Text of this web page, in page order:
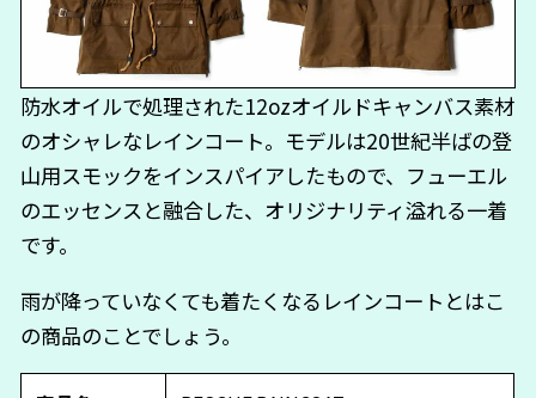
防水オイルで処理された12ozオイルドキャンバス素材
のオシャレなレインコート。モデルは20世紀半ばの登
山用スモックをインスパイアしたもので、フューエル
のエッセンスと融合した、オリジナリティ溢れる一着
です。
雨が降っていなくても着たくなるレインコートとはこ
の商品のことでしょう。